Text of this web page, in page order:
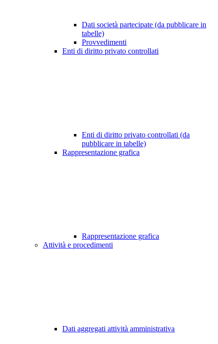
Dati società partecipate (da pubblicare in
tabelle)
Provvedimenti
Enti di diritto privato controllati
Enti di diritto privato controllati (da
pubblicare in tabelle)
Rappresentazione grafica
Rappresentazione grafica
Attività e procedimenti
Dati aggregati attività amministrativa